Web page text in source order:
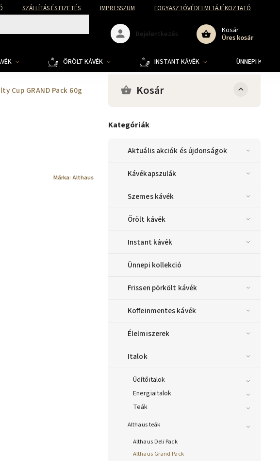
SZÁLLÍTÁS ÉS FIZETÉS IMPRESSZUM FOGYASZTÓVÉDELMI TÁJÉKOZTATÓ
Kosár
Üres kosár
Bejelentkezés
ŐRÖLT KÁVÉK INSTANT KÁVÉK ÜNNEPI
Cup GRAND Pack 60g Kosár
Kategóriák
Aktuális akciók és újdonságok
Kávékapszulák
Szemes kávék
Őrölt kávék
Instant kávék
Ünnepi kollekció
Frissen pörkölt kávék
Koffeinmentes kávék
Élelmiszerek
Italok
Üdítőitalok
Energiaitalok
Teák
Althaus teák
Althaus Deli Pack
Althaus Grand Pack
Márka: Althaus